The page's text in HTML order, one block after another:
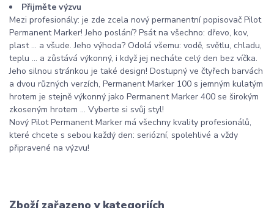
Přijměte výzvu
Mezi profesionály: je zde zcela nový permanentní popisovač Pilot
Permanent Marker! Jeho poslání? Psát na všechno: dřevo, kov,
plast ... a všude. Jeho výhoda? Odolá všemu: vodě, světlu, chladu,
teplu ... a zůstává výkonný, i když jej necháte celý den bez víčka.
Jeho silnou stránkou je také design! Dostupný ve čtyřech barvách
a dvou různých verzích, Permanent Marker 100 s jemným kulatým
hrotem je stejně výkonný jako Permanent Marker 400 se širokým
zkoseným hrotem ... Vyberte si svůj styl!
Nový Pilot Permanent Marker má všechny kvality profesionálů,
které chcete s sebou každý den: seriózní, spolehlivé a vždy
připravené na výzvu!
Zboží zařazeno v kategoriích